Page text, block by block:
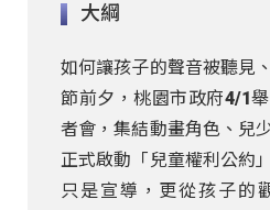
大綱
如何讓孩子的聲音被聽見
節前夕，桃園市政府4/1
者會，集結動畫角色、兒
正式啟動「兒童權利公約
只是宣導，更從孩子的